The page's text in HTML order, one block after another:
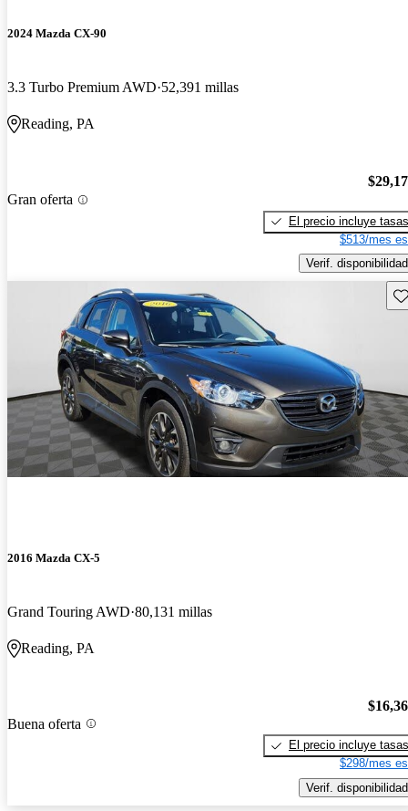
2024 Mazda CX-90
3.3 Turbo Premium AWD 52,391 millas
Reading, PA
Gran oferta
El precio incluye tasas
$513/mes
Verif. disponibilidad
2016 Mazda CX-5
Grand Touring AWD 80,131 millas
Reading, PA
Buena oferta
El precio incluye tasas
$298/mes
Verif. disponibilidad